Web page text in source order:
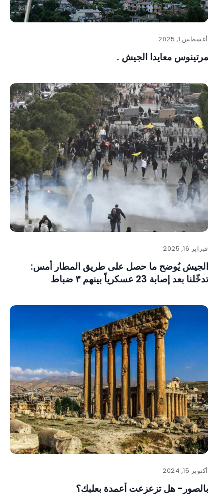
أغسطس 1, 2025
مرتينوس معايدا الجيش .
فبراير 16, 2025
الجيش يُوضح ما حصل على طريق المطار أمس:
تدخّلنا بعد إصابة 23 عسكرياً بينهم ٣ ضباط
أكتوبر 15, 2024
بالصور- هل تزعزعت أعمدة بعلبك؟